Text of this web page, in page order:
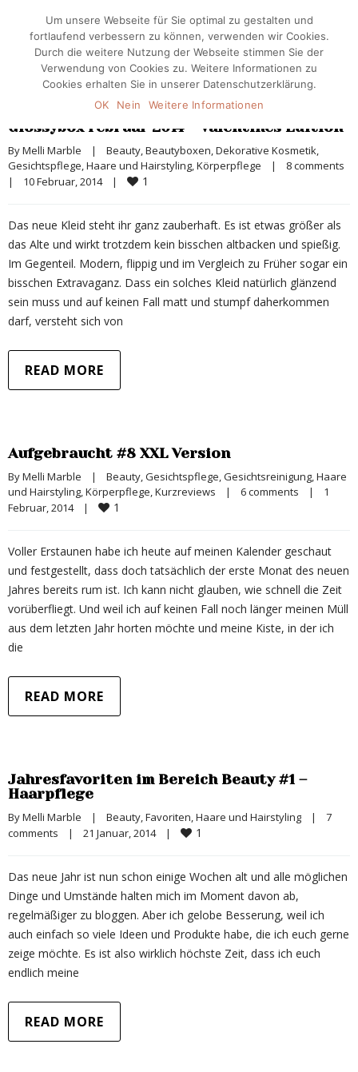
Glossybox Februar 2014 – Valentines Edition
By Melli Marble | Beauty, Beautyboxen, Dekorative Kosmetik
Gesichtspflege, Haare und Hairstyling, Körperpflege |
8 comments
|
10 Februar, 2014 | 1
Das neue Kleid steht ihr ganz zauberhaft. Es ist etwas größer als
das Alte und wirkt trotzdem kein bisschen altbacken und spießig.
Im Gegenteil. Modern, flippig und im Vergleich zu Früher sogar ein
bisschen Extravaganz. Dass ein solches Kleid natürlich glänzend
sein muss und auf keinen Fall matt und stumpf daherkommen
darf, versteht sich von
READ MORE
Aufgebraucht #8 XXL Version
By Melli Marble | Beauty, Gesichtspflege, Gesichtsreinigung, Haare
und Hairstyling, Körperpflege, Kurzreviews | 6 comments |
1
Februar, 2014
| 1
Voller Erstaunen habe ich heute auf meinen Kalender geschaut
und festgestellt, dass doch tatsächlich der erste Monat des neuen
Jahres bereits rum ist. Ich kann nicht glauben, wie schnell die Zeit
vorüberfliegt. Und weil ich auf keinen Fall noch länger meinen Müll
aus dem letzten Jahr horten möchte und meine Kiste, in der ich
die
READ MORE
Jahresfavoriten im Bereich Beauty #1 –
Haarpflege
By Melli Marble | Beauty, Favoriten, Haare und Hairstyling |
7
comments
| 21 Januar, 2014 | 1
Das neue Jahr ist nun schon einige Wochen alt und alle möglichen
Dinge und Umstände halten mich im Moment davon ab,
regelmäßiger zu bloggen. Aber ich gelobe Besserung, weil ich
auch einfach so viele Ideen und Produkte habe, die ich euch gerne
zeige möchte. Es ist also wirklich höchste Zeit, dass ich euch
endlich meine
READ MORE
Um unsere Webseite für Sie optimal zu gestalten und
fortlaufend verbessern zu können, verwenden wir Cookies.
Durch die weitere Nutzung der Webseite stimmen Sie der
Verwendung von Cookies zu. Weitere Informationen zu
Cookies erhalten Sie in unserer Datenschutzerklärung.
OK
Nein Weitere Informationen